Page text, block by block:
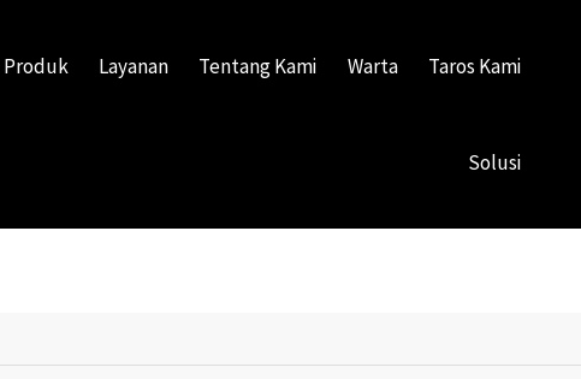
Produk Layanan Tentang Kami Warta Taros Kami
Solusi